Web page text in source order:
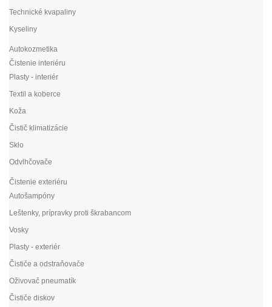
Technické kvapaliny
Kyseliny
Autokozmetika
Čistenie interiéru
Plasty - interiér
Textil a koberce
Koža
Čistič klimatizácie
Sklo
Odvlhčovače
Čistenie exteriéru
Autošampóny
Leštenky, prípravky proti škrabancom
Vosky
Plasty - exteriér
Čističe a odstraňovače
Oživovač pneumatík
Čističe diskov